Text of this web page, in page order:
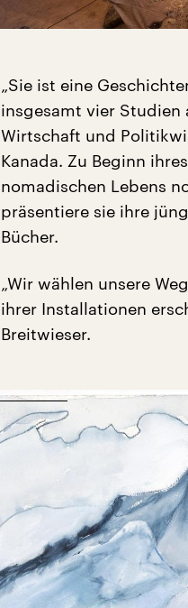
„Sie ist eine
insgesamt vier Studien
Wirtschaft und
Kanada. Zu Beginn
nomadischen Lebens
präsentiere sie ihre
Bücher.
„Wir wählen unsere
ihrer Installationen
Breitwieser.